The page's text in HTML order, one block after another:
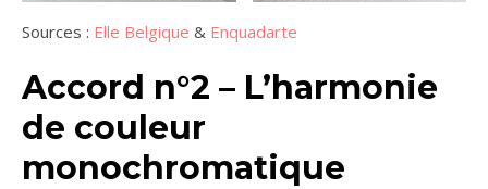
Sources : Elle Belgique & Enquadarte
Accord n°2 – L’harmonie
de couleur
monochromatique